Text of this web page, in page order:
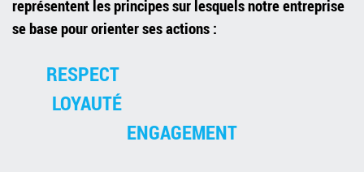
représentent les principes sur lesquels notre entreprise
se base pour orienter ses actions :
RESPECT
LOYAUTÉ
ENGAGEMENT